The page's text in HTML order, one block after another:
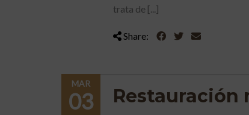
trata de [...]
Share:
MAR
03 Restauración